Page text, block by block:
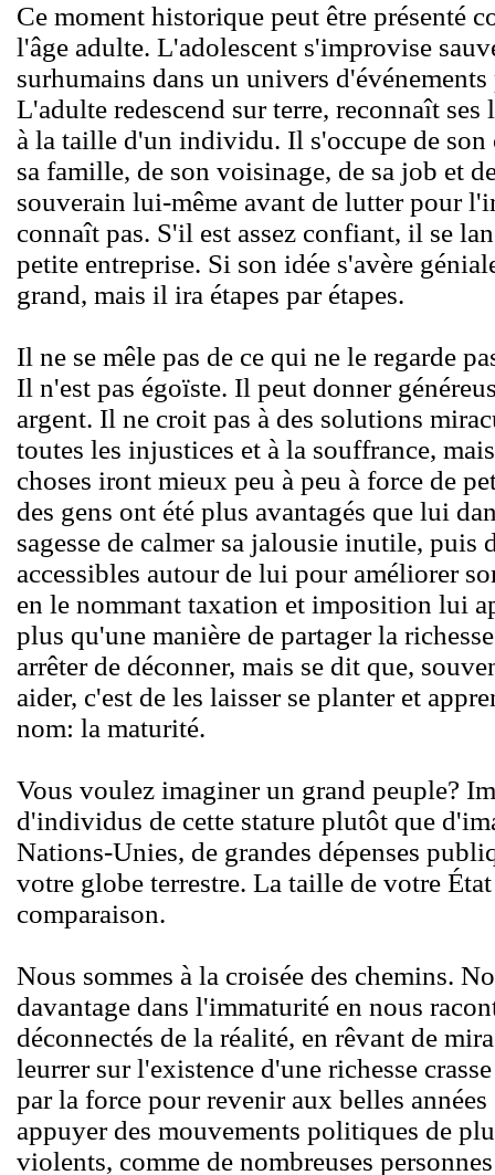
Ce moment historique peut être présenté
l'âge adulte. L'adolescent s'improvise
surhumains dans un univers
L'adulte redescend sur terre, reconnaît
à la taille d'un individu. Il s'occupe de son
sa famille, de son voisinage, de sa job et
souverain lui-même avant de lutter pour
connaît pas. S'il est assez confiant, il se
petite entreprise. Si son idée s'avère
grand, mais il ira étapes par étapes.
Il ne se mêle pas de ce qui ne le regarde
Il n'est pas égoïste. Il peut donner
argent. Il ne croit pas à des solutions
toutes les injustices et à la souffrance,
choses iront mieux peu à peu à force de
des gens ont été plus avantagés que lui
sagesse de calmer sa jalousie inutile, puis
accessibles autour de lui pour améliorer
en le nommant taxation et imposition lui
plus qu'une manière de partager la
arrêter de déconner, mais se dit que,
aider, c'est de les laisser se planter et
nom: la maturité.
Vous voulez imaginer un grand peuple?
d'individus de cette stature plutôt que
Nations-Unies, de grandes dépenses
votre globe terrestre. La taille de votre
comparaison.
Nous sommes à la croisée des chemins.
davantage dans l'immaturité en nous
déconnectés de la réalité, en rêvant de
leurrer sur l'existence d'une richesse
par la force pour revenir aux belles
appuyer des mouvements politiques de
violents, comme de nombreuses